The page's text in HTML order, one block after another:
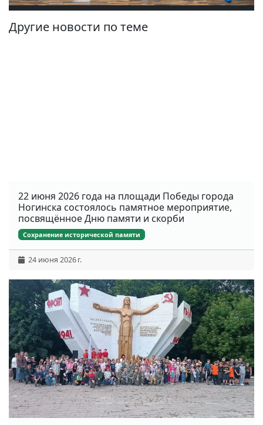
Другие новости по теме
22 июня 2026 года на площади Победы города
Ногинска состоялось памятное мероприятие,
посвящённое Дню памяти и скорби
Сохранение исторической памяти
24 июня 2026 г.